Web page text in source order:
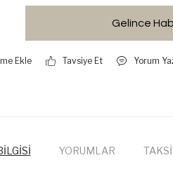
Gelince
Tavsiye Et Yorum
YORUMLAR